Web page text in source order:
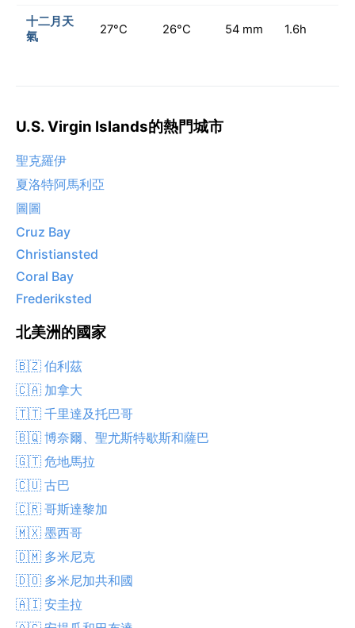
十二月天
氣
27°C 26°C 54 mm 1.6h
U.S. Virgin Islands的熱門城市
聖克羅伊
夏洛特阿馬利亞
圖圖
Cruz Bay
Christiansted
Coral Bay
Frederiksted
北美洲的國家
🇧🇿 伯利茲
🇨🇦 加拿大
🇹🇹 千里達及托巴哥
🇧🇶 博奈爾、聖尤斯特歇斯和薩巴
🇬🇹 危地馬拉
🇨🇺 古巴
🇨🇷 哥斯達黎加
🇲🇽 墨西哥
🇩🇲 多米尼克
🇩🇴 多米尼加共和國
🇦🇮 安圭拉